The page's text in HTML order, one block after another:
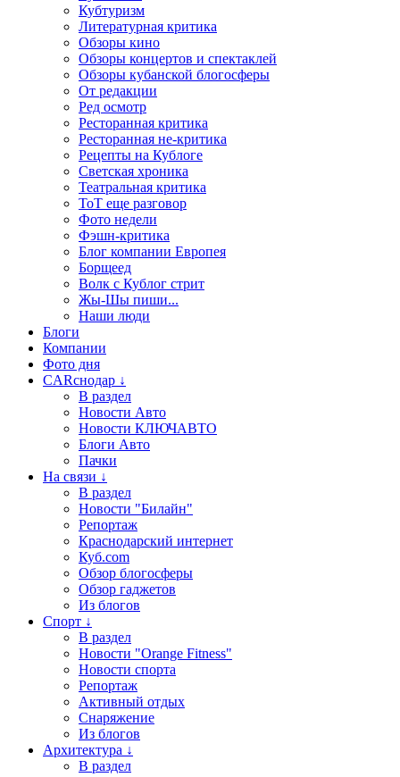
Кубтуризм
Литературная критика
Обзоры кино
Обзоры концертов и спектаклей
Обзоры кубанской блогосферы
От редакции
Ред осмотр
Ресторанная критика
Ресторанная не-критика
Рецепты на Кублоге
Светская хроника
Театральная критика
ТоТ еще разговор
Фото недели
Фэшн-критика
Блог компании Европея
Борщеед
Волк с Кублог стрит
Жы-Шы пиши...
Наши люди
Блоги
Компании
Фото дня
CARснодар ↓
В раздел
Новости Авто
Новости КЛЮЧАВТО
Блоги Авто
Пачки
На связи ↓
В раздел
Новости "Билайн"
Репортаж
Краснодарский интернет
Куб.com
Обзор блогосферы
Обзор гаджетов
Из блогов
Спорт ↓
В раздел
Новости "Orange Fitness"
Новости спорта
Репортаж
Активный отдых
Снаряжение
Из блогов
Архитектура ↓
В раздел